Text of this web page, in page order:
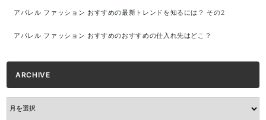
アパレル ファッション おすすめの最新トレンドを知るには？ その2
アパレル ファッション おすすめのおすすめの仕入れ先はどこ？
ARCHIVE
ARCHIVE